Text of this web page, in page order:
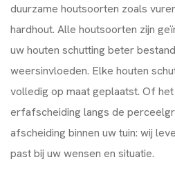
duurzame houtsoorten zoals
hardhout. Alle houtsoorten zijn
uw houten schutting beter
weersinvloeden. Elke houten
volledig op maat geplaatst. Of
erfafscheiding langs de
afscheiding binnen uw tuin: wij
past bij uw wensen en situatie.